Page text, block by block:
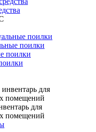
поилки
для
помещений